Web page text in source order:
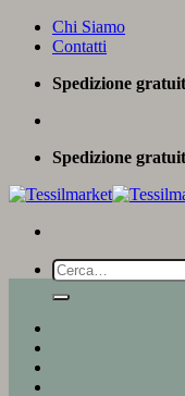
Salta
Chi Siamo
Contatti
Spedizione
Spedizione
Cerca: